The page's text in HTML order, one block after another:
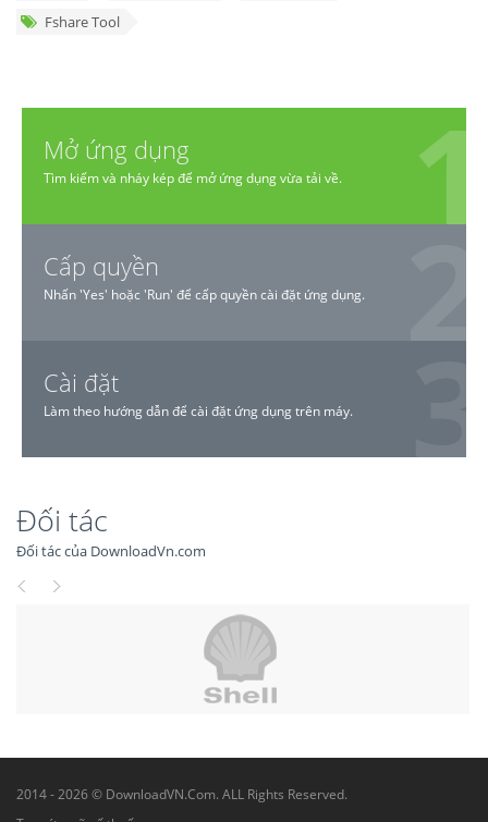
Fshare Tool
Mở ứng dụng
Tìm kiếm và nháy kép để mở ứng dụng vừa tải về.
Cấp quyền
Nhấn 'Yes' hoặc 'Run' để cấp quyền cài đặt ứng dụng.
Cài đặt
Làm theo hướng dẫn để cài đặt ứng dụng trên máy.
Đối tác
Đối tác của DownloadVn.com
2014 - 2026 © DownloadVN.Com. ALL Rights Reserved.